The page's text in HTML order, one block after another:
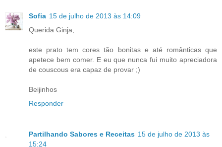
Sofia 15 de julho de 2013 às 14:09
Querida Ginja,
este prato tem cores tão bonitas e até românticas que
apetece bem comer. E eu que nunca fui muito apreciadora
de couscous era capaz de provar ;)
Beijinhos
Responder
Partilhando Sabores e Receitas 15 de julho de 2013 às
15:24